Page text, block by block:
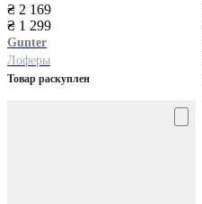
₴ 2 169
₴ 1 299
Gunter
Лоферы
Товар раскуплен